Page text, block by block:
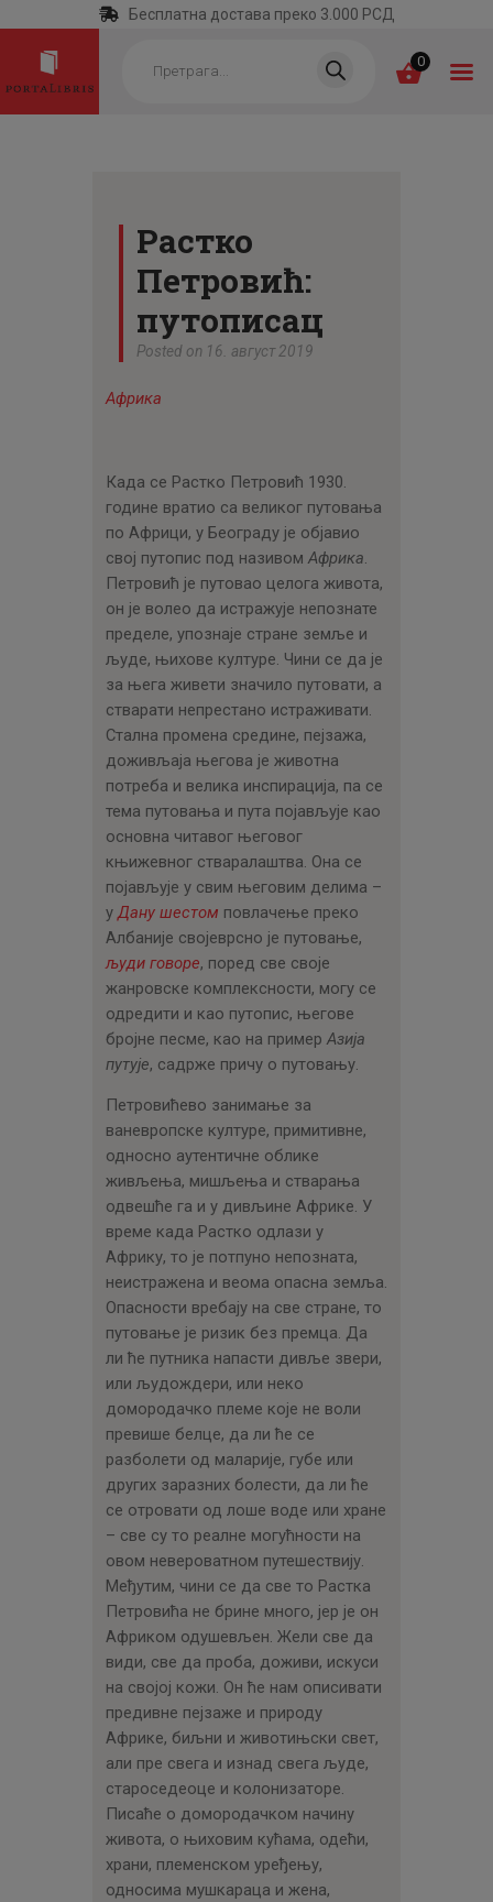
Бесплатна достава преко 3.000 РСД
search 0
КАТЕГОРИЈЕ
НАЈПРОДАВАНИЈЕ
НОВЕ КЊИГЕ
ОТРГНУТО ОД
ЦЕНОВНИК
ПИСМО
Растко
Петровић:
путописац
Posted on 16. август 2019
Африка
Када се Растко Петровић 1930.
године вратио са великог путовања
по Африци, у Београду је објавио
свој путопис под називом Африка
Петровић је путовао целога живота,
он је волео да истражује непознате
пределе, упознаје стране земље и
људе, њихове културе. Чини се да је
за њега живети значило путовати, а
стварати непрестано истраживати.
Стална промена средине, пејзажа,
доживљаја његова је животна
потреба и велика инспирација, па се
тема путовања и пута појављује као
основна читавог његовог
књижевног стваралаштва. Она се
појављује у свим његовим делима –
у Дану шестом повлачење преко
Албаније својеврсно је путовање,
људи говоре, поред све своје
жанровске комплексности, могу се
одредити и као путопис, његове
бројне песме, као на пример Азија
путује, садрже причу о путовању.
Петровићево занимање за
ваневропске културе, примитивне,
односно аутентичне облике
живљења, мишљења и стварања
одвешће га и у дивљине Африке. У
време када Растко одлази у
Африку, то је потпуно непозната,
неистражена и веома опасна земља.
Опасности вребају на све стране, то
путовање је ризик без премца. Да
ли ће путника напасти дивље звери,
или људождери, или неко
домородачко племе које не воли
превише белце, да ли ће се
разболети од маларије, губе или
других заразних болести, да ли ће
се отровати од лоше воде или хране
– све су то реалне могућности на
овом невероватном путешествију.
Међутим, чини се да све то Растка
Петровића не брине много, јер је он
Африком одушевљен. Жели све да
види, све да проба, доживи, искуси
на својој кожи. Он ће нам описивати
предивне пејзаже и природу
Африке, биљни и животињски свет,
али пре свега и изнад свега људе,
староседеоце и колонизаторе.
Писаће о домородачком начину
живота, о њиховим кућама, одећи,
храни, племенском уређењу,
односима мушкараца и жена,